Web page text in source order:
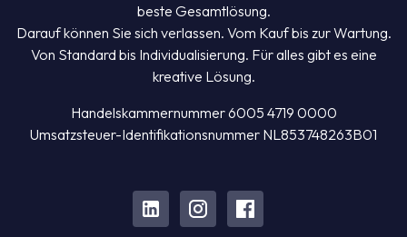
beste Gesamtlösung.
Darauf können Sie sich verlassen. Vom Kauf bis zur Wartung.
Von Standard bis Individualisierung. Für alles gibt es eine
kreative Lösung.
Handelskammernummer 6005 4719 0000
Umsatzsteuer-Identifikationsnummer NL853748263B01